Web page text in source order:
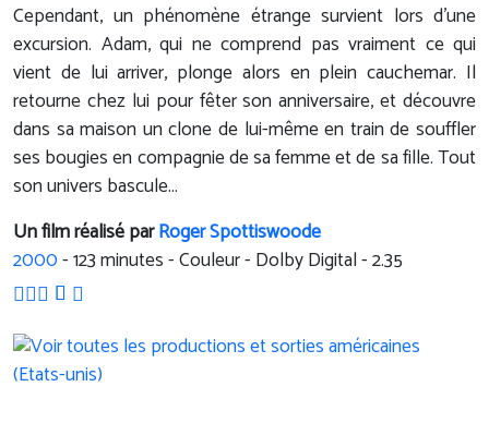
Cependant, un phénomène étrange survient lors d'une
excursion. Adam, qui ne comprend pas vraiment ce qui
vient de lui arriver, plonge alors en plein cauchemar. Il
retourne chez lui pour fêter son anniversaire, et découvre
dans sa maison un clone de lui-même en train de souffler
ses bougies en compagnie de sa femme et de sa fille. Tout
son univers bascule...
Un film réalisé parRoger Spottiswoode
2000-123minutes - Couleur - Dolby Digital - 2.35